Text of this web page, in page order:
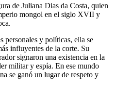
de Juliana Dias da Costa, quien
mongol en el siglo XVII y
personales y políticas, ella se
influyentes de la corte. Su
signaron una existencia en la
militar y espía. En ese mundo
se ganó un lugar de respeto y